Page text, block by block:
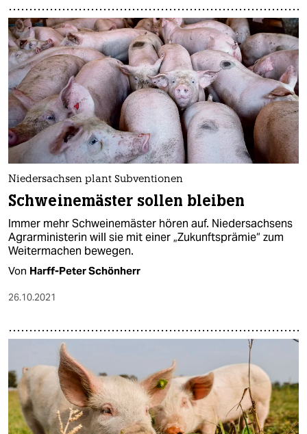
Niedersachsen plant Subventionen
Schweinemäster sollen bleiben
Immer mehr Schweinemäster hören auf. Niedersachsens
Agrarministerin will sie mit einer „Zukunftsprämie“ zum
Weitermachen bewegen.
Von Harff-Peter Schönherr
26.10.2021